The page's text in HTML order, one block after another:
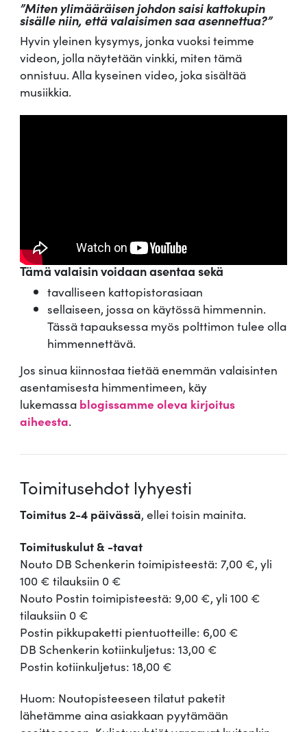
”Miten ylimääräisen johdon saisi kattokupin
sisälle niin, että valaisimen saa asennettua?”
Hyvin yleinen kysymys, jonka vuoksi teimme
videon, jolla näytetään vinkki, miten tämä
onnistuu. Alla kyseinen video, joka sisältää
musiikkia.
Tämä valaisin voidaan asentaa sekä
tavalliseen kattopistorasiaan
sellaiseen, jossa on käytössä himmennin.
Tässä tapauksessa myös polttimon tulee olla
himmennettävä.
Jos sinua kiinnostaa tietää enemmän valaisinten
asentamisesta himmentimeen, käy
lukemassa blogissamme oleva kirjoitus
aiheesta.
Toimitusehdot lyhyesti
Toimitus 2-4 päivässä, ellei toisin mainita.
Toimituskulut & -tavat
Nouto DB Schenkerin toimipisteestä: 7,00 €, yli
100 € tilauksiin 0 €
Nouto Postin toimipisteestä: 9,00 €, yli 100 €
tilauksiin 0 €
Postin pikkupaketti pientuotteille: 6,00 €
DB Schenkerin kotiinkuljetus: 13,00 €
Postin kotiinkuljetus: 18,00 €
Huom: Noutopisteeseen tilatut paketit
lähetämme aina asiakkaan pyytämään